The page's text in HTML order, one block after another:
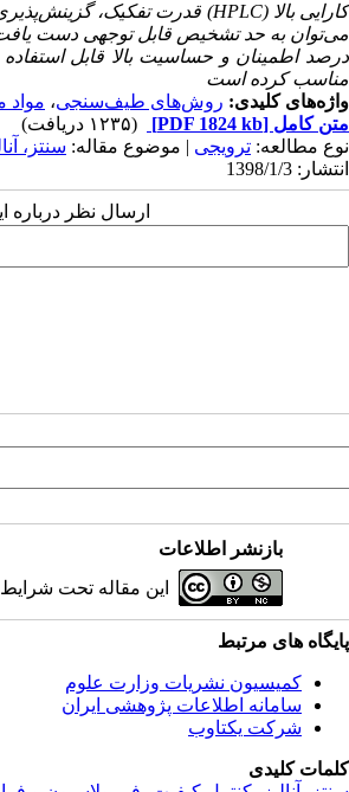
کارایی بالا (HPLC) قدرت تفکیک، گزینش‌پذیری
می‌توان به حد تشخیص قابل توجهی دست
درصد اطمینان و حساسیت بالا قابل
مناسب کرده است
واژه‌های کلیدی: روش‌های طیف‌سنجی، مواد
متن کامل [PDF 1824 kb]
(۱۲۳۵ دریافت)
نوع مطالعه: ترویجی | موضوع مقاله: سنتز،
انتشار: 1398/1/3
ارسال نظر درباره
بازنشر اطلاعات
این مقاله تحت شرایط
پایگاه های مرتبط
کمیسیون نشریات وزارت علوم
سامانه اطلاعات پژوهشی ایران
شرکت یکتاوب
کلمات کلیدی